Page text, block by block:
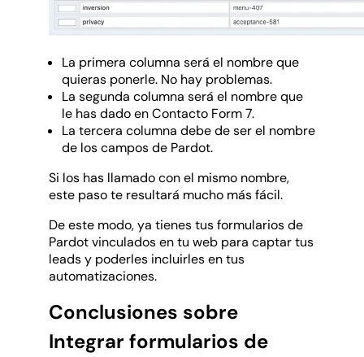
La primera columna será el nombre que
quieras ponerle. No hay problemas.
La segunda columna será el nombre que
le has dado en Contacto Form 7.
La tercera columna debe de ser el nombre
de los campos de Pardot.
Si los has llamado con el mismo nombre,
este paso te resultará mucho más fácil.
De este modo, ya tienes tus formularios de
Pardot vinculados en tu web para captar tus
leads y poderles incluirles en tus
automatizaciones.
Conclusiones sobre
Integrar formularios de